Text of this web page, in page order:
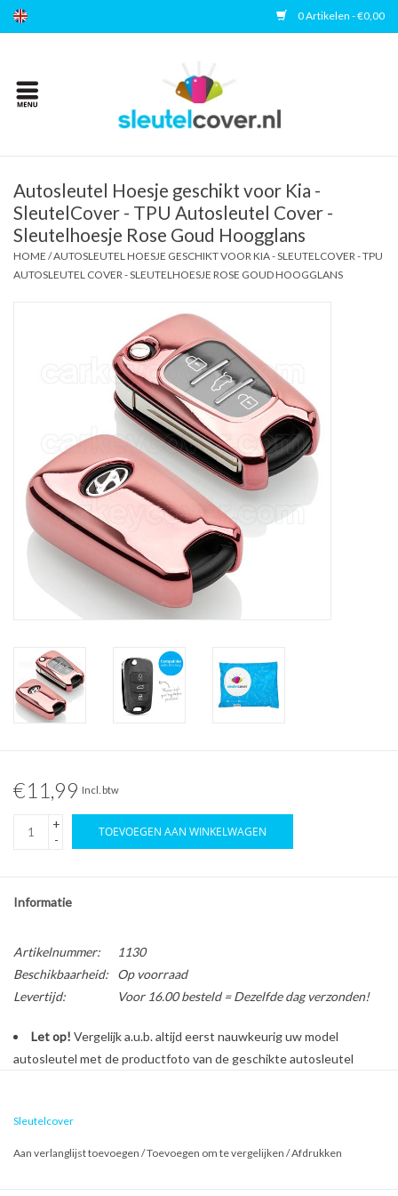
0 Artikelen - €0,00
Home
Accessoires
Veelgestelde vragen
Autosleutel Hoesje geschikt voor Kia -
SleutelCover - TPU Autosleutel Cover -
Sleutelhoesje Rose Goud Hoogglans
HOME /AUTOSLEUTEL HOESJE GESCHIKT VOOR KIA - SLEUTELCOVER - TPU
AUTOSLEUTEL COVER - SLEUTELHOESJE ROSE GOUD HOOGGLANS
€11,99 Incl. btw
+
-
TOEVOEGEN AAN WINKELWAGEN
Informatie
Artikelnummer:
1130
Beschikbaarheid:
Op voorraad
Levertijd:
Voor 16.00 besteld = Dezelfde dag verzonden!
Let op! Vergelijk a.u.b. altijd eerst nauwkeurig uw model
autosleutel met de productfoto van de geschikte autosleutel
Sleutelcover
Aan verlanglijst toevoegen /Toevoegen om te vergelijken /Afdrukken